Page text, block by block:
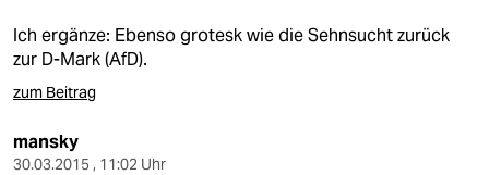
shop
fragen & hilfe
unterstützen
Ich ergänze: Ebenso grotesk wie die Sehnsucht zurück
zur D-Mark (AfD).
zum Beitrag
mansky
30.03.2015 , 11:02 Uhr